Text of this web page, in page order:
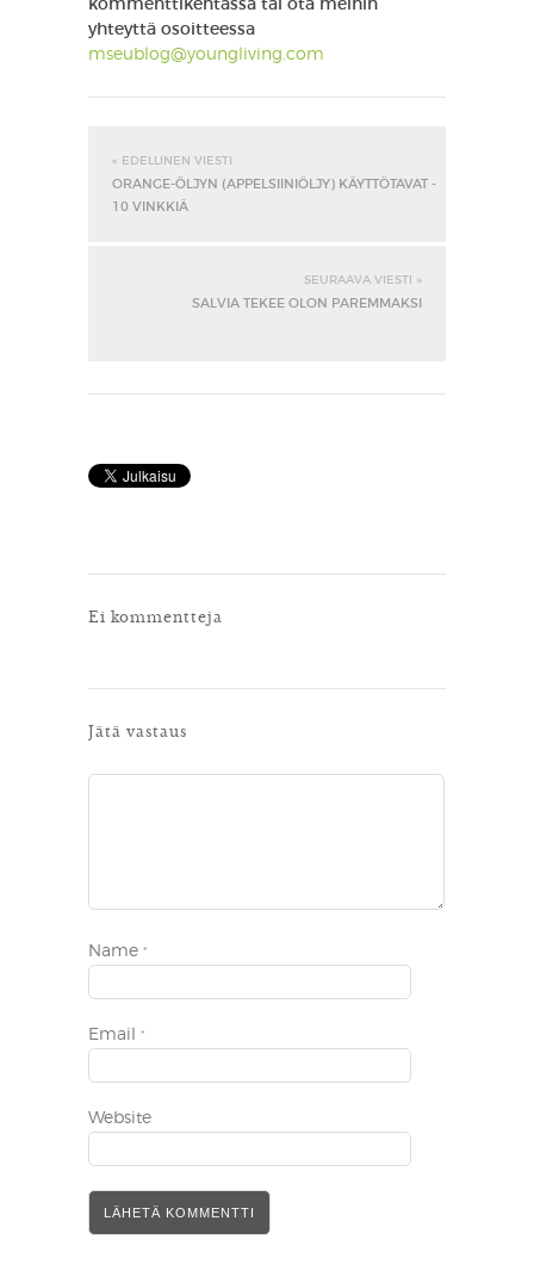
kommenttikentässä tai ota meihin
yhteyttä osoitteessa
mseublog@youngliving.com
« EDELLINEN VIESTI
ORANGE-ÖLJYN (APPELSIINIÖLJY) KÄYTTÖTAVAT -
10 VINKKIÄ
SEURAAVA VIESTI »
SALVIA TEKEE OLON PAREMMAKSI
Ei kommentteja
Jätä vastaus
Name *
Email *
Website